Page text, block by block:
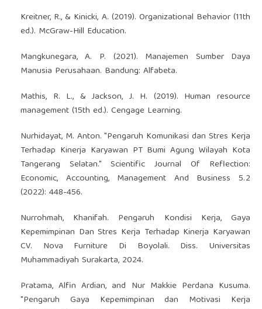
Kreitner, R., & Kinicki, A. (2019). Organizational Behavior (11th
ed.). McGraw-Hill Education.
Mangkunegara, A. P. (2021). Manajemen Sumber Daya
Manusia Perusahaan. Bandung: Alfabeta.
Mathis, R. L., & Jackson, J. H. (2019). Human resource
management (15th ed.). Cengage Learning.
Nurhidayat, M. Anton. "Pengaruh Komunikasi dan Stres Kerja
Terhadap Kinerja Karyawan PT Bumi Agung Wilayah Kota
Tangerang Selatan." Scientific Journal Of Reflection:
Economic, Accounting, Management And Business 5.2
(2022): 448-456.
Nurrohmah, Khanifah. Pengaruh Kondisi Kerja, Gaya
Kepemimpinan Dan Stres Kerja Terhadap Kinerja Karyawan
CV. Nova Furniture Di Boyolali. Diss. Universitas
Muhammadiyah Surakarta, 2024.
Pratama, Alfin Ardian, and Nur Makkie Perdana Kusuma.
"Pengaruh Gaya Kepemimpinan dan Motivasi Kerja